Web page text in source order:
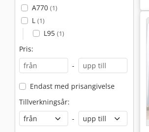
A770 (1)
L (1)
L95 (1)
Pris:
-
Endast med prisangivelse
Tillverkningsår:
-